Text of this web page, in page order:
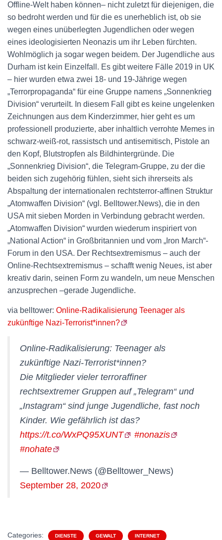
Offline-Welt haben können– nicht zuletzt für diejenigen, die
so bedroht werden und für die es unerheblich ist, ob sie
wegen eines unüberlegten Jugendlichen oder wegen
eines ideologisierten Neonazis um ihr Leben fürchten.
Wohlmöglich ja sogar wegen beidem. Der Jugendliche aus
Durham ist kein Einzelfall. Es gibt weitere Fälle 2019 in UK
– hier wurden etwa zwei 18- und 19-Jährige wegen
„Terrorpropaganda“ für eine Gruppe namens „Sonnenkrieg
Division“ verurteilt. In diesem Fall gibt es keine ungelenken
Zeichnungen aus dem Kinderzimmer, hier geht es um
professionell produzierte, aber inhaltlich verrohte Memes in
schwarz-weiß-rot, rassistsch und antisemitisch, Pistole an
den Kopf, Blutstropfen als Bildhintergründe. Die
„Sonnenkrieg Division“, die Telegram-Gruppe, zu der die
beiden sich zugehörig fühlen, sieht sich ihrerseits als
Abspaltung der internationalen rechtsterror-affinen Struktur
„Atomwaffen Division“ (vgl. Belltower.News), die in den
USA mit sieben Morden in Verbindung gebracht werden.
„Atomwaffen Division“ wurden wiederum inspiriert von
„National Action“ in Großbritannien und vom „Iron March“-
Forum in den USA. Der Rechtsextremismus – auch der
Online-Rechtsextremismus – schafft wenig Neues, ist aber
kreativ darin, seinen Form zu wandeln, um neue Menschen
anzusprechen –gerade Jugendliche.
via belltower: Online-Radikalisierung Teenager als
zukünftige Nazi-Terrorist*innen?
Online-Radikalisierung: Teenager als
zukünftige Nazi-Terrorist*innen?
Die Mitglieder vieler terroraffiner
rechtsextremer Gruppen auf „Telegram“ und
„Instagram“ sind junge Jugendliche, fast noch
Kinder. Wie gefährlich ist das?
https://t.co/WxPQ95XUNT
#nonazis
#nohate
— Belltower.News (@Belltower_News)
September 28, 2020
Categories: DIENSTE GEWALT INTERNET